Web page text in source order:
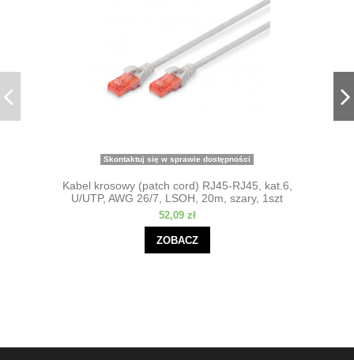
Skontaktuj się w sprawie dostępności
Kabel krosowy (patch cord) RJ45-RJ45, kat.6,
U/UTP, AWG 26/7, LSOH, 20m, szary, 1szt
52,09 zł
ZOBACZ